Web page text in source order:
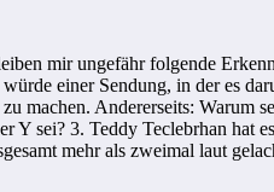
mir ungefähr folgende
einer Sendung, in der es
machen. Andererseits: Warum
sei? 3. Teddy Teclebrhan hat
mehr als zweimal laut